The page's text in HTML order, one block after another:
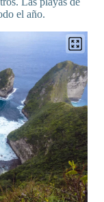
el año.